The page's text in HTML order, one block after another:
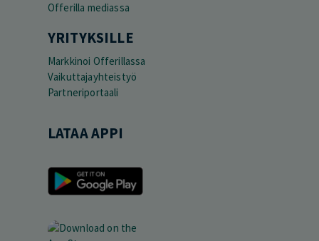
Offerilla mediassa
YRITYKSILLE
Markkinoi Offerillassa
Vaikuttajayhteistyö
Partneriportaali
LATAA APPI